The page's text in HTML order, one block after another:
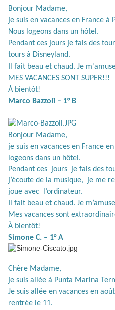
Bonjour Madame,
je suis en vacances en France à
Nous logeons dans un hôtel.
Pendant ces jours je fais des
tours à Disneyland.
Il fait beau et chaud. Je
MES VACANCES SONT SUPER!!!
À bientôt!
Marco Bazzoli – 1° B
Bonjour Madame,
je suis en vacances en France
logeons dans un hôtel.
Pendant ces jours je fais des
j’écoute de la musique,
je me
joue avec
l’ordinateur.
Il fait beau et chaud. Je
Mes vacances sont
À bientôt!
Simone C. – 1° A
Chère Madame,
je suis allée à Punta Marina
Je suis allée en vacances en
rentrée le 11.